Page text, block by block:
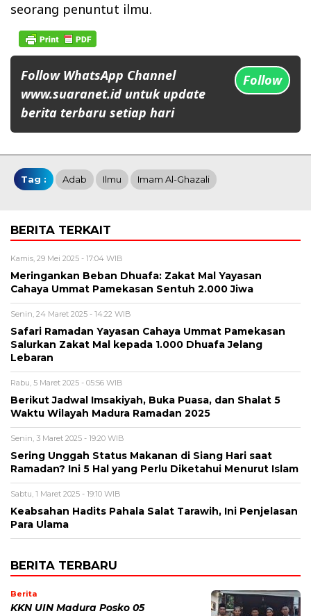
seorang penuntut ilmu.
Follow WhatsApp Channel
www.suaranet.id untuk update
berita terbaru setiap hari
Follow
Tag : Adab Ilmu Imam Al-Ghazali
BERITA TERKAIT
Kamis, 29 Mei 2025 - 17:04 WIB
Meringankan Beban Dhuafa: Zakat Mal Yayasan
Cahaya Ummat Pamekasan Sentuh 2.000 Jiwa
Senin, 24 Maret 2025 - 14:22 WIB
Safari Ramadan Yayasan Cahaya Ummat Pamekasan
Salurkan Zakat Mal kepada 1.000 Dhuafa Jelang
Lebaran
Rabu, 5 Maret 2025 - 05:56 WIB
Berikut Jadwal Imsakiyah, Buka Puasa, dan Shalat 5
Waktu Wilayah Madura Ramadan 2025
Senin, 3 Maret 2025 - 19:20 WIB
Sering Unggah Status Makanan di Siang Hari saat
Ramadan? Ini 5 Hal yang Perlu Diketahui Menurut Islam
Sabtu, 1 Maret 2025 - 19:10 WIB
Keabsahan Hadits Pahala Salat Tarawih, Ini Penjelasan
Para Ulama
BERITA TERBARU
Berita
KKN UIN Madura Posko 05